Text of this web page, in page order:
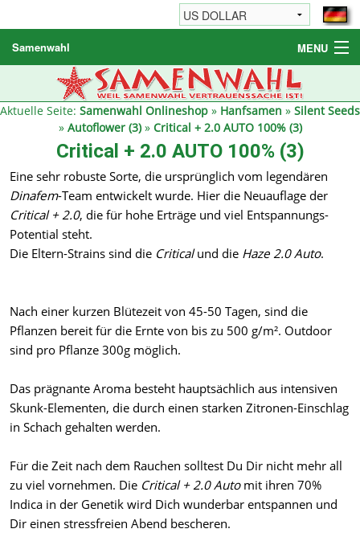
Samenwahl MENU
Hanfsamen
Weitere Produkte
Bestellhinweise / FAQ
Reseller
Aktuelle Seite: Samenwahl Onlineshop » Hanfsamen » Silent Seeds
» Autoflower (3)» Critical + 2.0 AUTO 100% (3)
Critical + 2.0 AUTO 100% (3)
Eine sehr robuste Sorte, die ursprünglich vom legendären
Dinafem-Team entwickelt wurde. Hier die Neuauflage der
Critical + 2.0, die für hohe Erträge und viel Entspannungs-
Potential steht.
Die Eltern-Strains sind die Criticalund die Haze 2.0 Auto.
Nach einer kurzen Blütezeit von 45-50 Tagen, sind die
Pflanzen bereit für die Ernte von bis zu 500 g/m². Outdoor
sind pro Pflanze 300g möglich.
Das prägnante Aroma besteht hauptsächlich aus intensiven
Skunk-Elementen, die durch einen starken Zitronen-Einschlag
in Schach gehalten werden.
Für die Zeit nach dem Rauchen solltest Du Dir nicht mehr all
zu viel vornehmen. Die Critical + 2.0 Automit ihren 70%
Indica in der Genetik wird Dich wunderbar entspannen und
Dir einen stressfreien Abend bescheren.